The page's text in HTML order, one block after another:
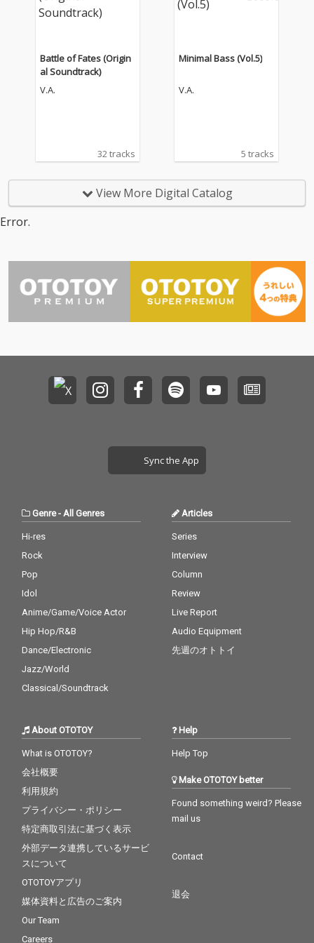
Battle of Fates (Origin
al Soundtrack)
V.A.
32 tracks
Minimal Bass (Vol.5)
V.A.
5 tracks
View More Digital Catalog
Error.
Sync the App
Genre- All Genres
Hi-res
Rock
Pop
Idol
Anime/Game/Voice Actor
Hip Hop/R&B
Dance/Electronic
Jazz/World
Classical/Soundtrack
Articles
Series
Interview
Column
Review
Live Report
Audio Equipment
先週のオトトイ
About OTOTOY
What is OTOTOY?
会社概要
利用規約
プライバシー・ポリシー
特定商取引法に基づく表示
外部データ連携しているサービ
スについて
OTOTOYアプリ
媒体資料と広告のご案内
Our Team
Careers
Help
Help Top
Make OTOTOY better
Found something weird? Please
mail us
Contact
退会